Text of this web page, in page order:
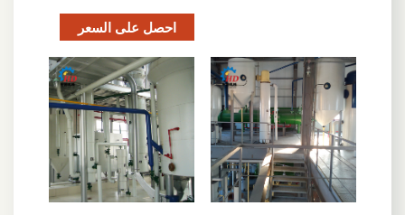
احصل على السعر